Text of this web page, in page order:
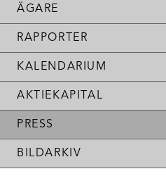
ÄGARE
RAPPORTER
KALENDARIUM
AKTIEKAPITAL
PRESS
BILDARKIV